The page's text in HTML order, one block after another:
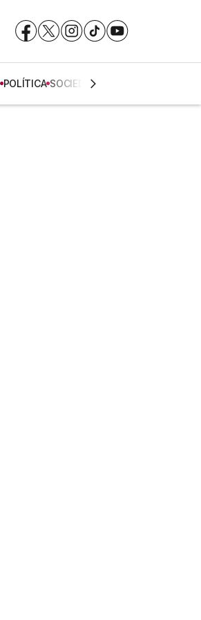
Facebook
X Instagram
TikTokYouTube
POLÍTICA SOCIEDAD
Facebook
X Instagram
TikTokYouTube